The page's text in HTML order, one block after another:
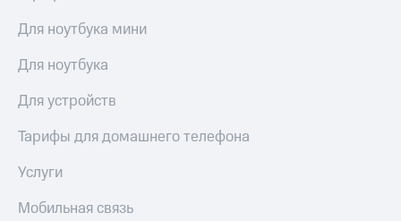
Для ноутбука мини
Для ноутбука
Для устройств
Тарифы для домашнего телефона
Услуги
Мобильная связь